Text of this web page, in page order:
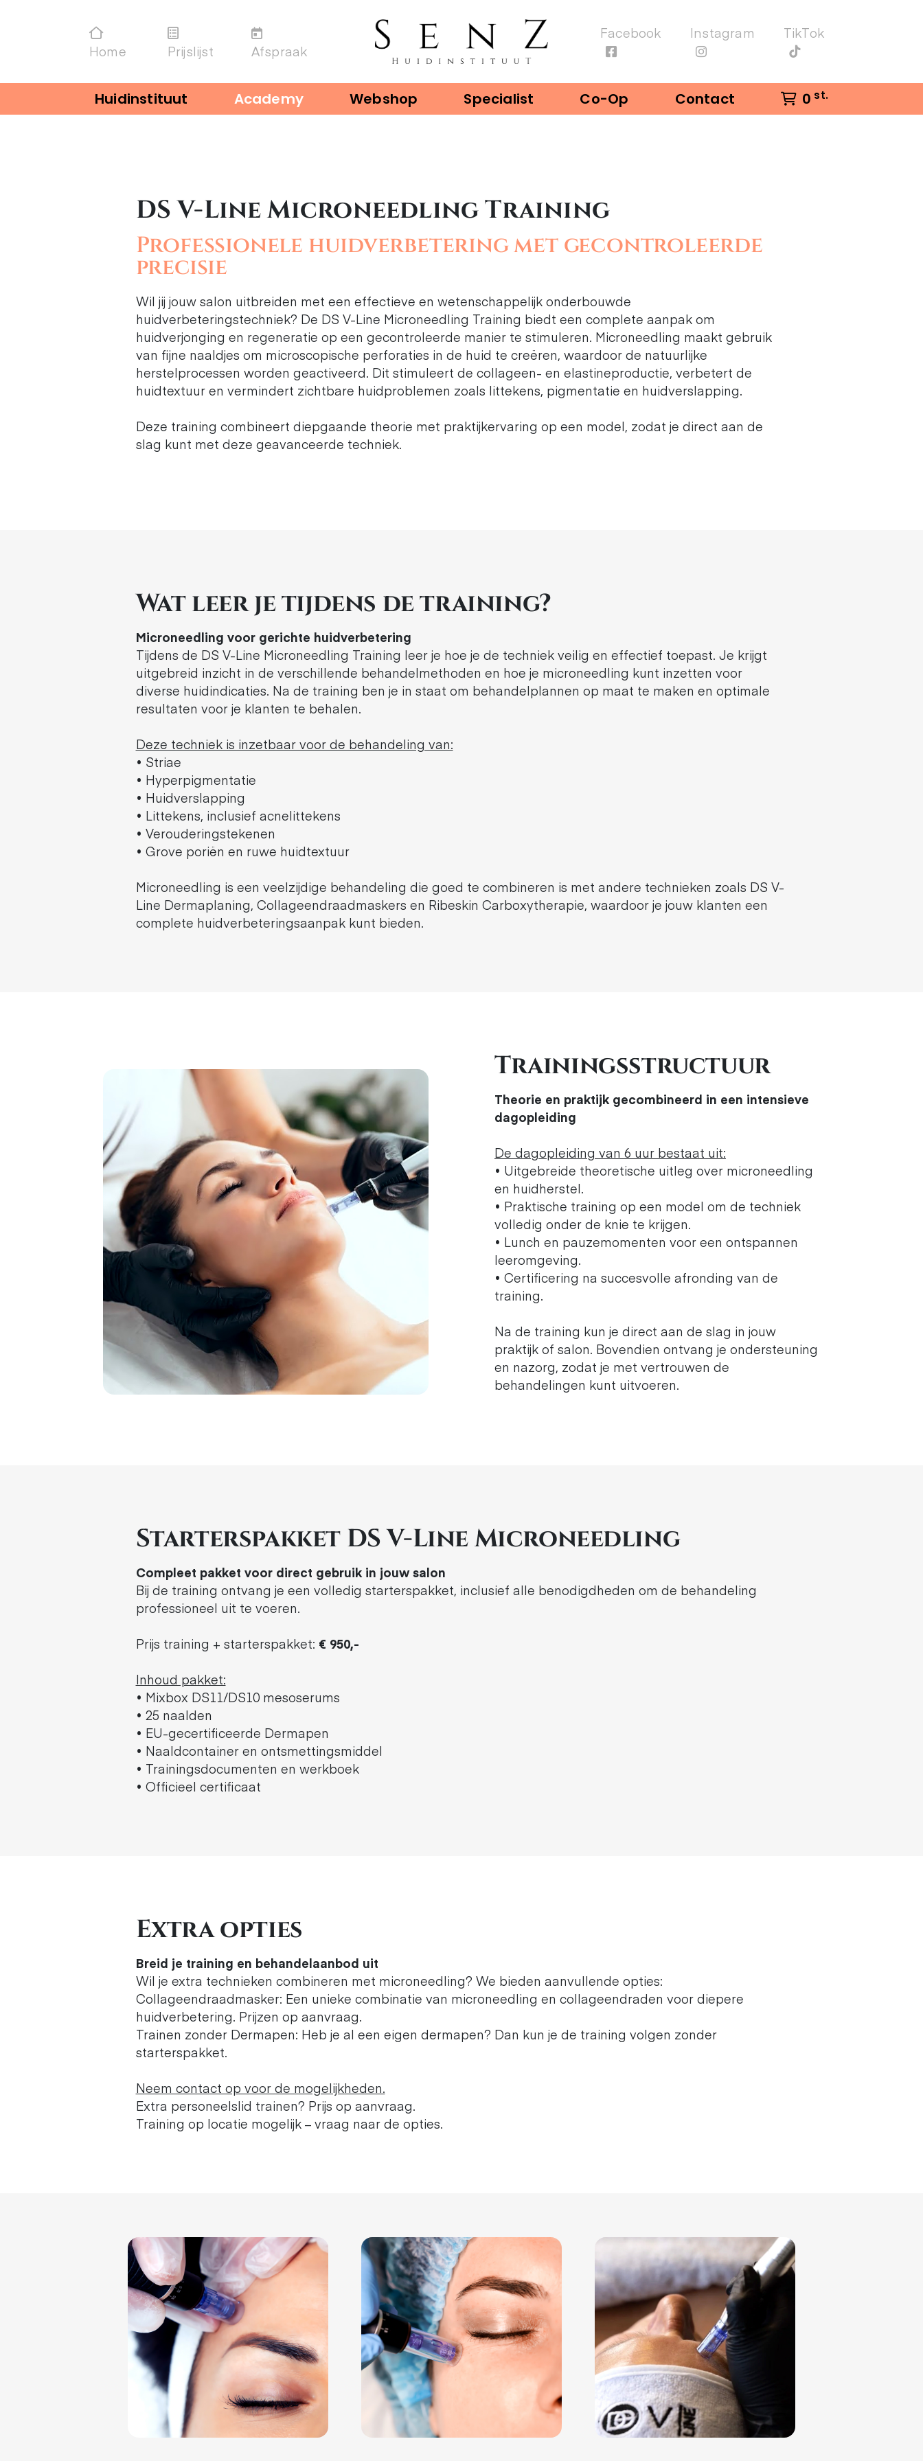
Home Prijslijst Afspraak
Facebook Instagram TikTok
Huidinstituut Academy Webshop Specialist Co-Op Contact 0 st.
DS V-Line Microneedling Training
Professionele huidverbetering met gecontroleerde
precisie
Wil jij jouw salon uitbreiden met een effectieve en wetenschappelijk onderbouwde
huidverbeteringstechniek? De DS V-Line Microneedling Training biedt een complete aanpak om
huidverjonging en regeneratie op een gecontroleerde manier te stimuleren. Microneedling maakt gebruik
van fijne naaldjes om microscopische perforaties in de huid te creëren, waardoor de natuurlijke
herstelprocessen worden geactiveerd. Dit stimuleert de collageen- en elastineproductie, verbetert de
huidtextuur en vermindert zichtbare huidproblemen zoals littekens, pigmentatie en huidverslapping.
Deze training combineert diepgaande theorie met praktijkervaring op een model, zodat je direct aan de
slag kunt met deze geavanceerde techniek.
Wat leer je tijdens de training?
Microneedling voor gerichte huidverbetering
Tijdens de DS V-Line Microneedling Training leer je hoe je de techniek veilig en effectief toepast. Je krijgt
uitgebreid inzicht in de verschillende behandelmethoden en hoe je microneedling kunt inzetten voor
diverse huidindicaties. Na de training ben je in staat om behandelplannen op maat te maken en optimale
resultaten voor je klanten te behalen.
Deze techniek is inzetbaar voor de behandeling van:
• Striae
• Hyperpigmentatie
• Huidverslapping
• Littekens, inclusief acnelittekens
• Verouderingstekenen
• Grove poriën en ruwe huidtextuur
Microneedling is een veelzijdige behandeling die goed te combineren is met andere technieken zoals DS V-
Line Dermaplaning, Collageendraadmaskers en Ribeskin Carboxytherapie, waardoor je jouw klanten een
complete huidverbeteringsaanpak kunt bieden.
Trainingsstructuur
Theorie en praktijk gecombineerd in een intensieve
dagopleiding
De dagopleiding van 6 uur bestaat uit:
• Uitgebreide theoretische uitleg over microneedling
en huidherstel.
• Praktische training op een model om de techniek
volledig onder de knie te krijgen.
• Lunch en pauzemomenten voor een ontspannen
leeromgeving.
• Certificering na succesvolle afronding van de
training.
Na de training kun je direct aan de slag in jouw
praktijk of salon. Bovendien ontvang je ondersteuning
en nazorg, zodat je met vertrouwen de
behandelingen kunt uitvoeren.
Starterspakket DS V-Line Microneedling
Compleet pakket voor direct gebruik in jouw salon
Bij de training ontvang je een volledig starterspakket, inclusief alle benodigdheden om de behandeling
professioneel uit te voeren.
Prijs training + starterspakket: € 950,-
Inhoud pakket:
• Mixbox DS11/DS10 mesoserums
• 25 naalden
• EU-gecertificeerde Dermapen
• Naaldcontainer en ontsmettingsmiddel
• Trainingsdocumenten en werkboek
• Officieel certificaat
Extra opties
Breid je training en behandelaanbod uit
Wil je extra technieken combineren met microneedling? We bieden aanvullende opties:
Collageendraadmasker: Een unieke combinatie van microneedling en collageendraden voor diepere
huidverbetering. Prijzen op aanvraag.
Trainen zonder Dermapen: Heb je al een eigen dermapen? Dan kun je de training volgen zonder
starterspakket.
Neem contact op voor de mogelijkheden.
Extra personeelslid trainen? Prijs op aanvraag.
Training op locatie mogelijk – vraag naar de opties.